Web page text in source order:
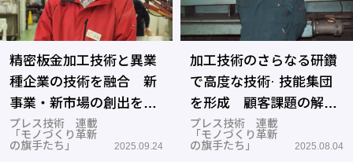
精密板金加工技術と異業
種企業の技術を融合 新
事業・新市場の創出を目
指す―タシロ
プレス技術 連載
「モノづくり革新
の旗手たち」
2025.09.24
加工技術のさらなる研鑽
で高度な技術· 技能集団
を形成 顧客課題の解決
に貢献する―セイコー
プレス技術 連載
「モノづくり革新
の旗手たち」
2025.08.04